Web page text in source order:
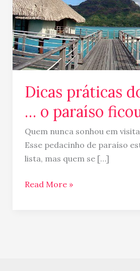
Dicas práticas
… o paraíso
Quem nunca sonhou em
Esse pedacinho de paraíso
lista, mas quem se […]
paraíso
ficou
perto!!!
Read More »